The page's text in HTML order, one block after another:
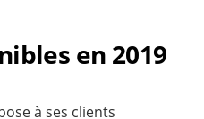
en 2019
à ses clients